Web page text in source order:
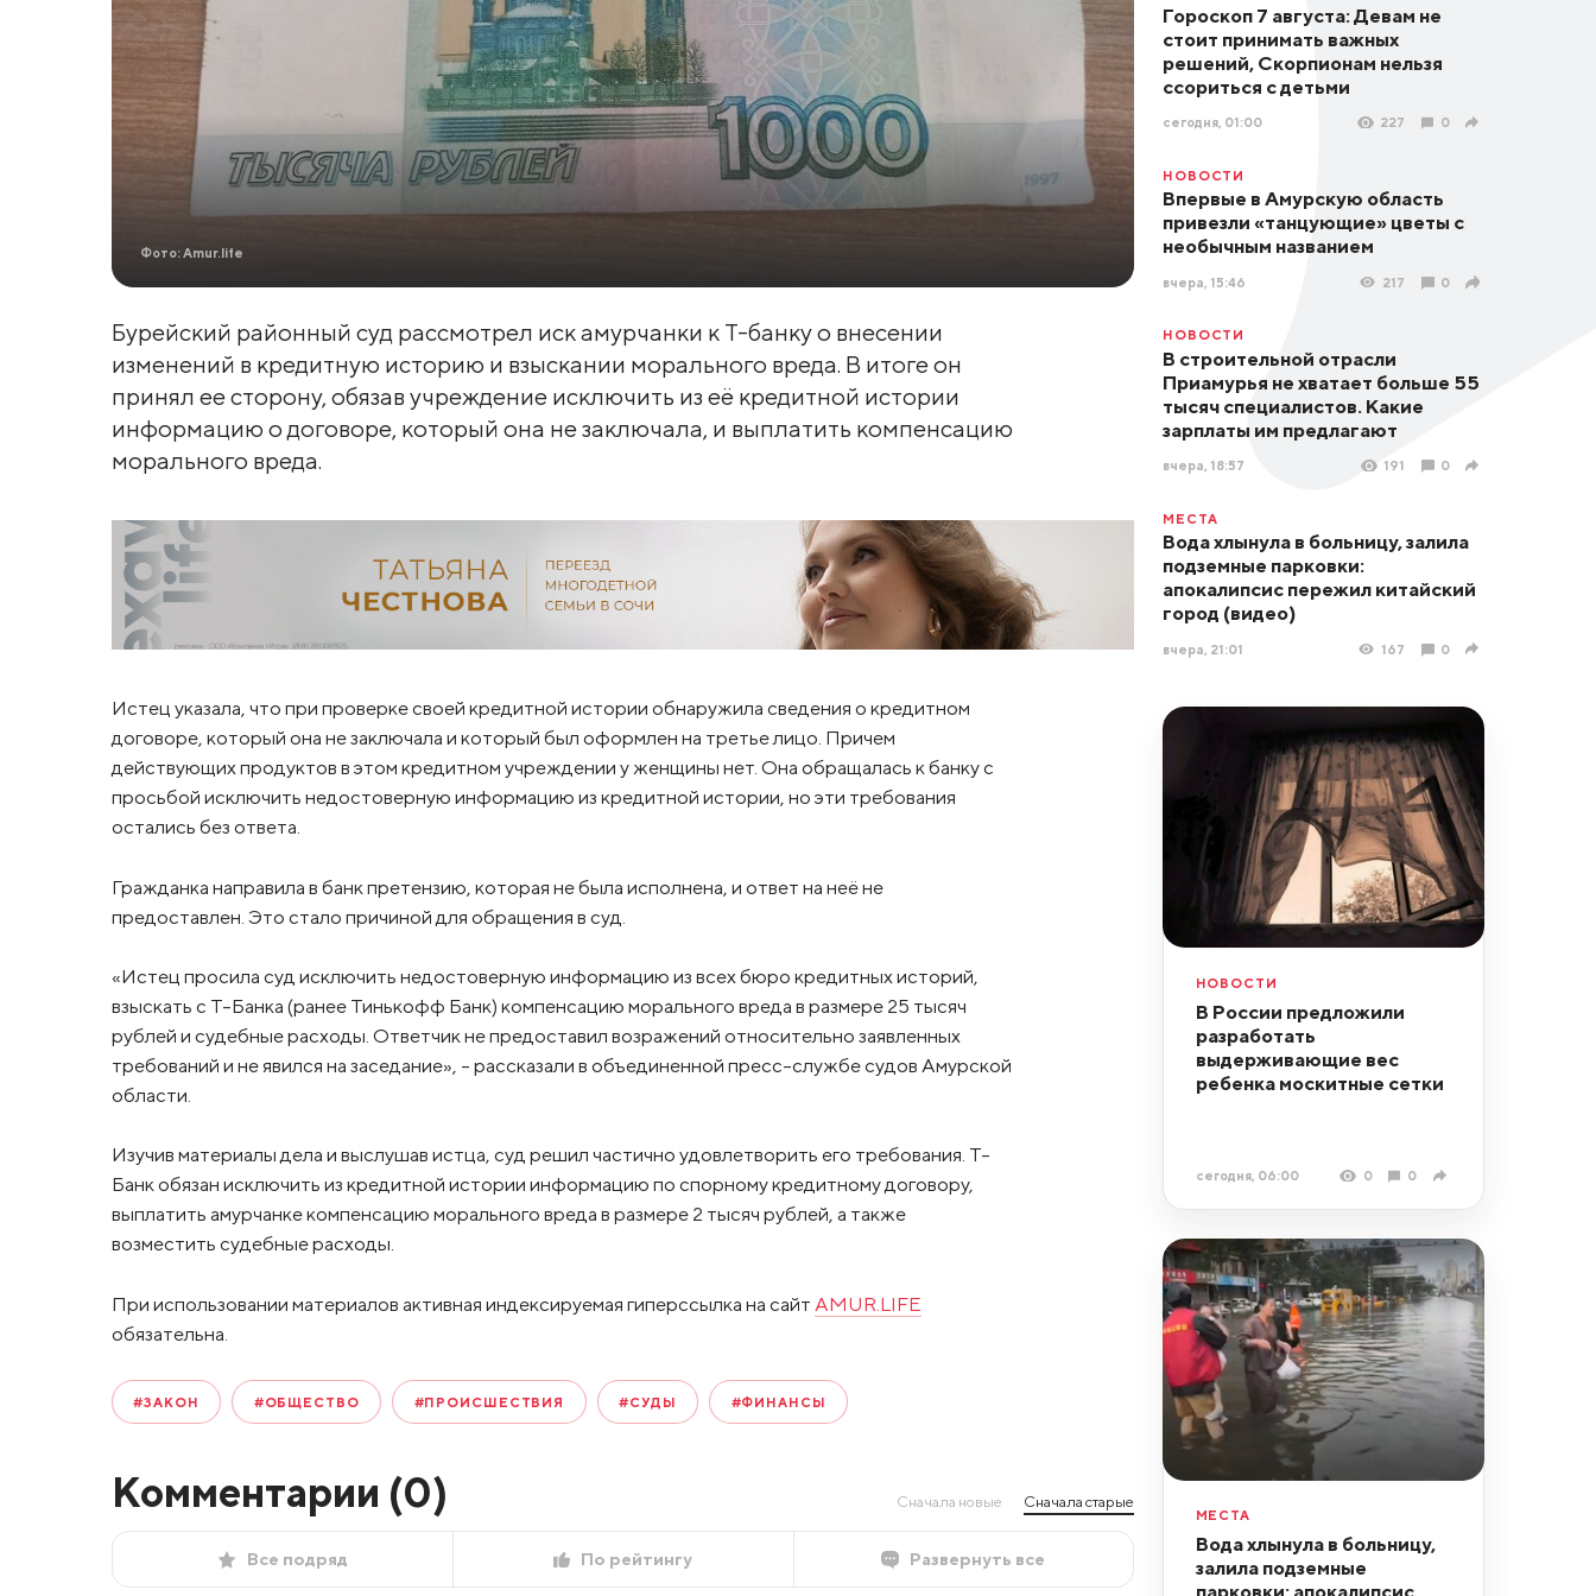
Фото: Amur.life
Бурейский районный суд рассмотрел иск амурчанки к Т-банку о внесении
изменений в кредитную историю и взыскании морального вреда. В итоге он
принял ее сторону, обязав учреждение исключить из её кредитной истории
информацию о договоре, который она не заключала, и выплатить компенсацию
морального вреда.
Истец указала, что при проверке своей кредитной истории обнаружила сведения о кредитном
договоре, который она не заключала и который был оформлен на третье лицо. Причем
действующих продуктов в этом кредитном учреждении у женщины нет. Она обращалась к банку с
просьбой исключить недостоверную информацию из кредитной истории, но эти требования
остались без ответа.
Гражданка направила в банк претензию, которая не была исполнена, и ответ на неё не
предоставлен. Это стало причиной для обращения в суд.
«Истец просила суд исключить недостоверную информацию из всех бюро кредитных историй,
взыскать с Т-Банка (ранее Тинькофф Банк) компенсацию морального вреда в размере 25 тысяч
рублей и судебные расходы. Ответчик не предоставил возражений относительно заявленных
требований и не явился на заседание», – рассказали в объединенной пресс-службе судов Амурской
области.
Изучив материалы дела и выслушав истца, суд решил частично удовлетворить его требования. Т-
Банк обязан исключить из кредитной истории информацию по спорному кредитному договору,
выплатить амурчанке компенсацию морального вреда в размере 2 тысяч рублей, а также
возместить судебные расходы.
При использовании материалов активная индексируемая гиперссылка на сайт AMUR.LIFE
обязательна.
#ЗАКОН #ОБЩЕСТВО #ПРОИСШЕСТВИЯ #СУДЫ #ФИНАНСЫ
Комментарии (0) Сначала новые Сначала старые
Все подряд По рейтингу Развернуть все
Гороскоп 7 августа: Девам не
стоит принимать важных
решений, Скорпионам нельзя
ссориться с детьми
сегодня, 01:00 227 0
НОВОСТИ
Впервые в Амурскую область
привезли «танцующие» цветы с
необычным названием
вчера, 15:46 217 0
НОВОСТИ
В строительной отрасли
Приамурья не хватает больше 55
тысяч специалистов. Какие
зарплаты им предлагают
вчера, 18:57 191 0
МЕСТА
Вода хлынула в больницу, залила
подземные парковки:
апокалипсис пережил китайский
город (видео)
вчера, 21:01 167 0
НОВОСТИ
В России предложили
разработать
выдерживающие вес
ребенка москитные сетки
сегодня, 06:00 0 0
МЕСТА
Вода хлынула в больницу,
залила подземные
парковки: апокалипсис